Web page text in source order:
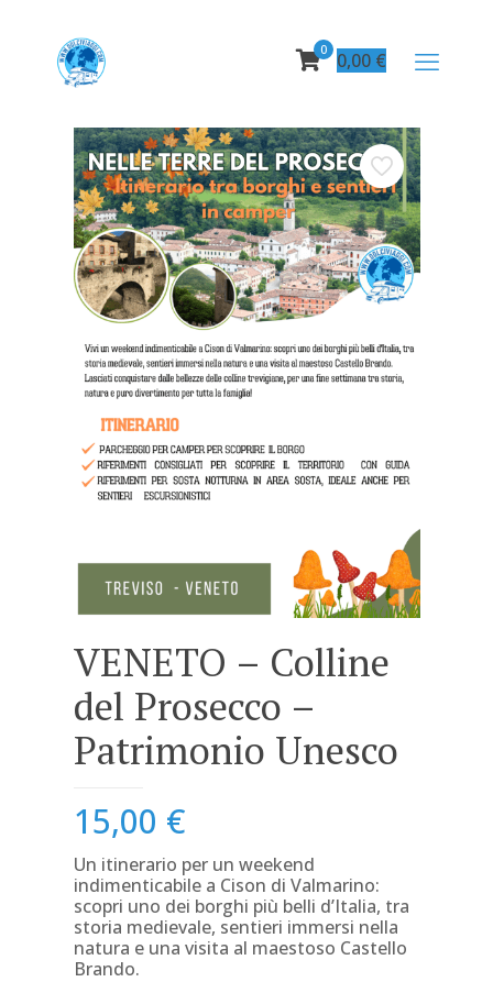
0 0,00 €
VENETO – Colline
del Prosecco –
Patrimonio Unesco
15,00 €
Un itinerario per un weekend
indimenticabilea Cison di Valmarino:
scopri uno dei borghi più belli d’Italia, tra
storia medievale, sentieri immersi nella
natura e una visita al maestoso Castello
Brando.